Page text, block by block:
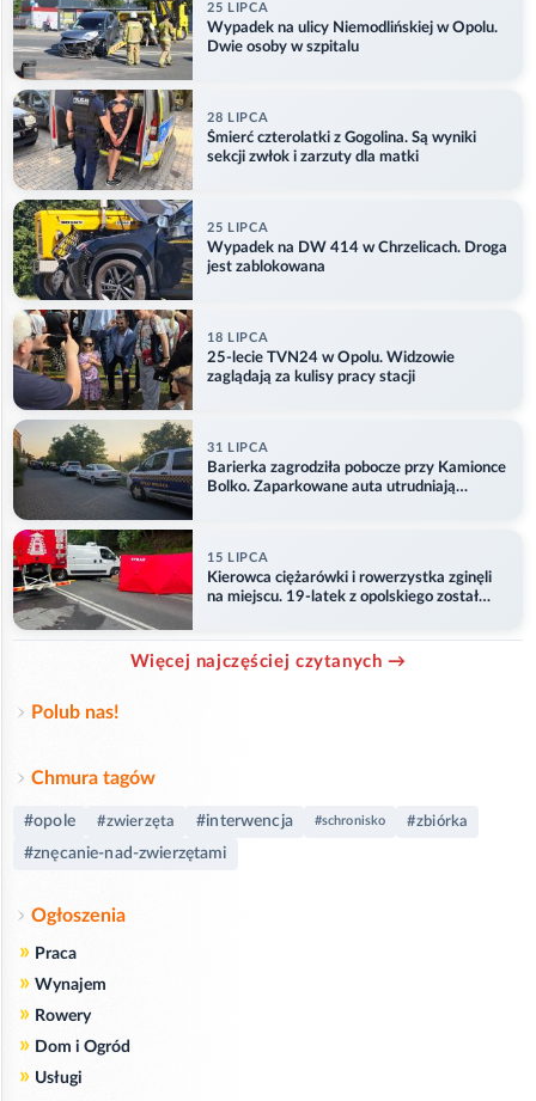
25 LIPCA
Wypadek na ulicy Niemodlińskiej w Opolu.
Dwie osoby w szpitalu
28 LIPCA
Śmierć czterolatki z Gogolina. Są wyniki
sekcji zwłok i zarzuty dla matki
25 LIPCA
Wypadek na DW 414 w Chrzelicach. Droga
jest zablokowana
18 LIPCA
25-lecie TVN24 w Opolu. Widzowie
zaglądają za kulisy pracy stacji
31 LIPCA
Barierka zagrodziła pobocze przy Kamionce
Bolko. Zaparkowane auta utrudniają
15 LIPCA
Kierowca ciężarówki i rowerzystka zginęli
na miejscu. 19-latek z opolskiego został
Więcej najczęściej czytanych →
Polub nas!
Chmura tagów
#opole #zwierzęta #interwencja #schronisko #zbiórka
#znęcanie-nad-zwierzętami
Ogłoszenia
» Praca
» Wynajem
» Rowery
» Dom i Ogród
» Usługi